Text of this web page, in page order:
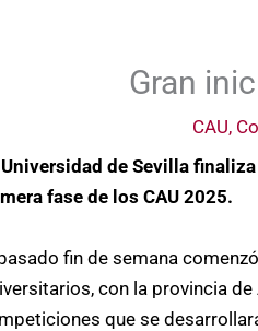
Gran
CAU,
Universidad de Sevilla
fase de los CAU 2025.
fin de semana
con la provincia
que se